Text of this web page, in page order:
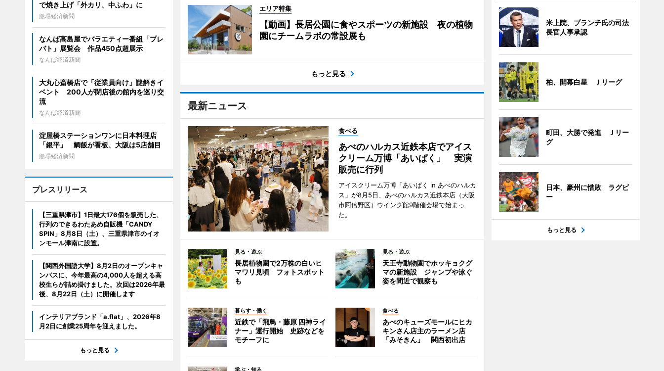
エリア特集
【動画】長居公園に食やスポーツの新施設 夜の植物
園にチームラボの常設展も
もっと見る
最新ニュース
食べる
あべのハルカス近鉄本店でアイス
クリーム万博「あいぱく」 実演
販売に行列
アイスクリーム万博「あいぱく in あべのハルカ
ス」が8月5日、あべのハルカス近鉄本店（大阪
市阿倍野区）ウイング館9階催会場で始まっ
た。
見る・遊ぶ
長居植物園で2万株の白いヒ
マワリ見頃 フォトスポット
も
見る・遊ぶ
天王寺動物園でホッキョクグ
マの新施設 ジャンプや泳ぐ
姿を間近で観察も
暮らす・働く
近鉄で「飛鳥・藤原 四神ライ
ナー」運行開始 史跡などを
モチーフに
食べる
あべのキューズモールにヒカ
キンさん店主のラーメン店
「みそきん」 関西初出店
学ぶ・知る
で焼き上げ「外カリ、中ふわ」に
船場経済新聞
なんば高島屋でバラエティー番組「プレ
バト」展覧会 作品450点超展示
なんば経済新聞
大丸心斎橋店で「従業員向け」謎解きイ
ベント 200人が閉店後の館内を巡り交
流
なんば経済新聞
淀屋橋ステーションワンに日本料理店
「銀平」 鯛飯が看板、大阪は5店舗目
船場経済新聞
プレスリリース
【三重県津市】1日最大176個を販売した、
行列のできるわたあめ自販機「CANDY
SPIN」8月8日（土）、三重県津市のイオ
ンモール津南に設置。
【関西外国語大学】8月2日のオープンキャ
ンパスに、今年最高の4,000人を超える高
校生らが詰め掛けました。次回は2026年最
後、8月22日（土）に開催します
インテリアブランド「a.flat」、2026年8
月2日に創業25周年を迎えました。
もっと見る
米上院、ブランチ氏の司法
長官人事承認
柏、開幕白星 Ｊリーグ
町田、大勝で発進 Ｊリー
グ
日本、豪州に惜敗 ラグビ
ー
もっと見る